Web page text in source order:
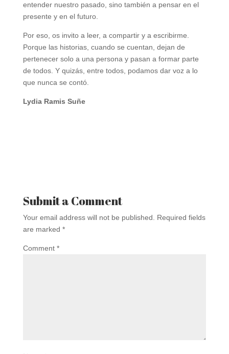
entender nuestro pasado, sino también a pensar en el
presente y en el futuro.
Por eso, os invito a leer, a compartir y a escribirme.
Porque las historias, cuando se cuentan, dejan de
pertenecer solo a una persona y pasan a formar parte
de todos. Y quizás, entre todos, podamos dar voz a lo
que nunca se contó.
Lydia Ramis Suñe
Submit a Comment
Your email address will not be published. Required fields
are marked *
Comment *